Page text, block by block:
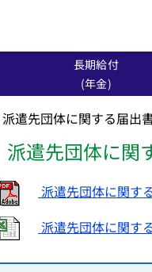
長期給付
(年金)
派遣先団体に関する届出
派遣先団体に関
派遣先団体に関す
派遣先団体に関す